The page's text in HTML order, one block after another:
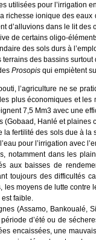
utilisées pour l’irrigation
richesse ionique des
d’alluvions dans le lit des
de certains oligo-
des sols durs à
des bassins
Prosopis qui empiètent
l’agriculture ne se
plus économiques et
7,5 Mm3 avec une
(Gobaad, Hanlé et plaines
la fertilité des sols due à
pour l’irrigation avec
notamment dans les
aux baisses de
toujours des difficultés
les moyens de lutte contre
est faible.
(Assamo, Bankoualé,
d’été ou de
encaissées, une